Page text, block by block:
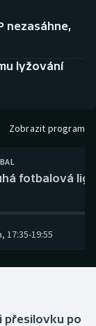
nezasáhne,
lyžování
Zobrazit program
fotbalová
, 17:35-19:55
přesilovku po